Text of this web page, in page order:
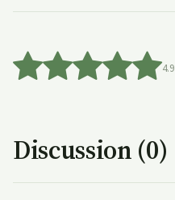
4.9
Discussion (0)